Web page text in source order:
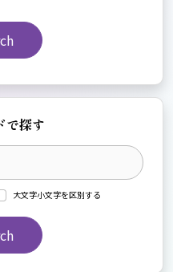
で探す
大文字小文字を区別する